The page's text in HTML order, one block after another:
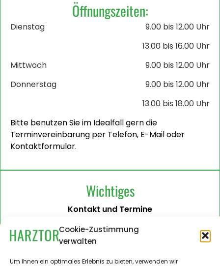
Cookie-Zustimmung
verwalten
Um Ihnen ein optimales Erlebnis zu bieten, verwenden wir
Öffnungszeiten:
Dienstag
9.00 bis 12.00 Uhr
13.00 bis 16.00 Uhr
Mittwoch
9.00 bis 12.00 Uhr
Donnerstag
9.00 bis 12.00 Uhr
13.00 bis 18.00 Uhr
Bitte benutzen Sie im Idealfall gern die
Terminvereinbarung per Telefon, E-Mail oder
Kontaktformular.
Wichtiges
Kontakt und Termine
Barrierefreiheit
Impressum
Datenschutzerklärung